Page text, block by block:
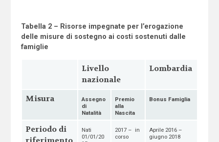
Tabella 2– Risorse impegnate per l’erogazione
delle misure di sostegno ai costi sostenuti dalle
famiglie
Livello
nazionale
Lombardia
Misura
Assegno
di
Natalità
Premio
alla
Nascita
Bonus Famiglia
Periodo di
Nati
01/01/20
2017 – in
corso
Aprile 2016 –
giugno 2018